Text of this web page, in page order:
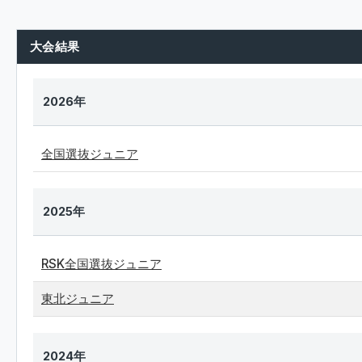
大会結果
2026年
全国選抜ジュニア
2025年
RSK全国選抜ジュニア
東北ジュニア
2024年